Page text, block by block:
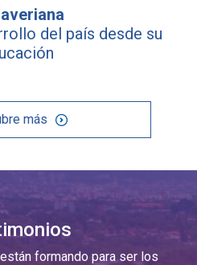
del país desde su
más
formando para ser los